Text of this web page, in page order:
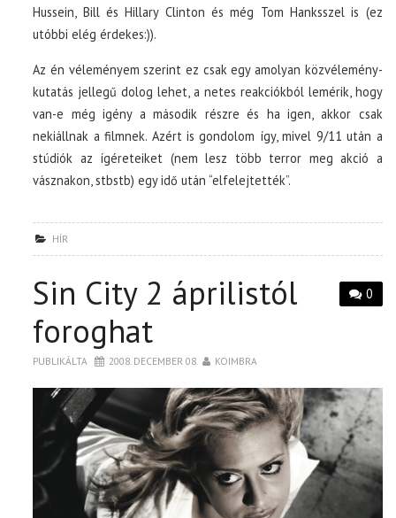
Hussein, Bill és Hillary Clinton és még Tom Hanksszel is (ez
utóbbi elég érdekes:)).
Az én véleményem szerint ez csak egy amolyan közvélemény-
kutatás jellegű dolog lehet, a netes reakciókból lemérik, hogy
van-e még igény a második részre és ha igen, akkor csak
nekiállnak a filmnek. Azért is gondolom így, mivel 9/11 után a
stúdiók az ígéreteiket (nem lesz több terror meg akció a
vásznakon, stbstb) egy idő után “elfelejtették”.
HÍR
0
Sin City 2 áprilistól
foroghat
PUBLIKÁLTA 2008. DECEMBER 08. KOIMBRA